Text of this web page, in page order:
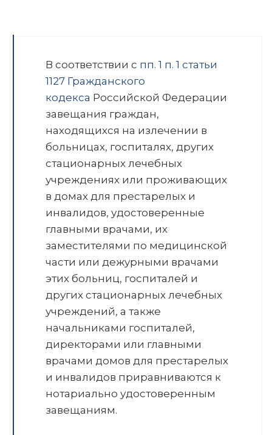
В соответствии с пп. 1 п. 1 статьи
1127 Гражданского
кодекса Российской Федерации
завещания граждан,
находящихся на излечении в
больницах, госпиталях, других
стационарных лечебных
учреждениях или проживающих
в домах для престарелых и
инвалидов, удостоверенные
главными врачами, их
заместителями по медицинской
части или дежурными врачами
этих больниц, госпиталей и
других стационарных лечебных
учреждений, а также
начальниками госпиталей,
директорами или главными
врачами домов для престарелых
и инвалидов приравниваются к
нотариально удостоверенным
завещаниям.